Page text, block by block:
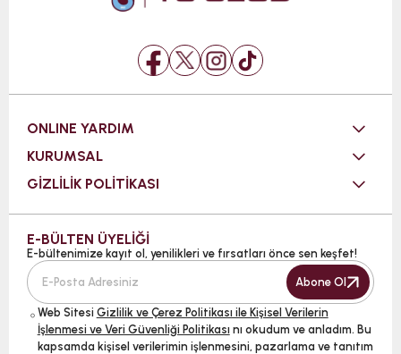
ONLINE YARDIM
KURUMSAL
GİZLİLİK POLİTİKASI
E-BÜLTEN ÜYELİĞİ
E-bültenimize kayıt ol, yenilikleri ve fırsatları önce sen keşfet!
Abone Ol
Web Sitesi Gizlilik ve Çerez Politikası ile Kişisel Verilerin
İşlenmesi ve Veri Güvenliği Politikası nı okudum ve anladım. Bu
kapsamda kişisel verilerimin işlenmesini, pazarlama ve tanıtım